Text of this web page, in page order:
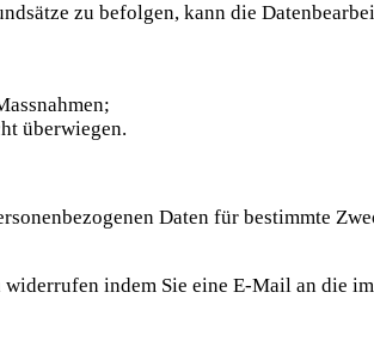
zu befolgen, kann die
überwiegen.
Daten für bestimmte
indem Sie eine E-Mail an die